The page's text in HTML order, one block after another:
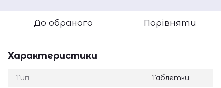
До обраного Порівняти
Характеристики
Тип Таблетки